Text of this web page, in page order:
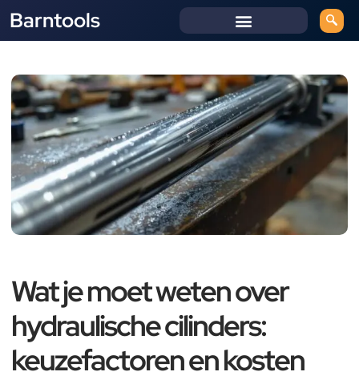
Barntools
Wat je moet weten over
hydraulische cilinders:
keuzefactoren en kosten